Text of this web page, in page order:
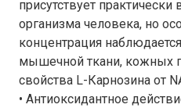
присутствует практически
организма человека, но
концентрация
мышечной ткани, кожных
свойства L-Карнозина от
• Антиоксидантное